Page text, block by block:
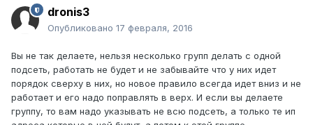
dronis3
Опубликовано 17 февраля, 2016
Вы не так делаете, нельзя несколько групп делать с одной
подсеть, работать не будет и не забывайте что у них идет
порядок сверху в них, но новое правило всегда идет вниз и не
работает и его надо поправлять в верх. И если вы делаете
группу, то вам надо указывать не всю подсеть, а только те ип